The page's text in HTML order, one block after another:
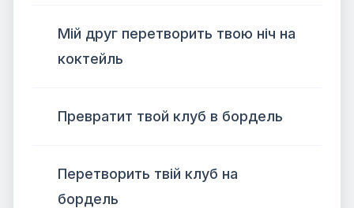
Мій друг перетворить твою ніч на
коктейль
Превратит твой клуб в бордель
Перетворить твій клуб на
бордель